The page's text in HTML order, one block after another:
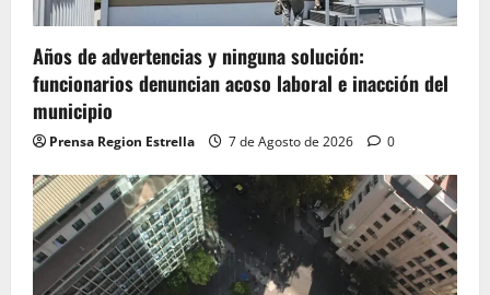
Años de advertencias y ninguna solución:
funcionarios denuncian acoso laboral e inacción del
municipio
Prensa Region Estrella 7 de Agosto de 2026 0